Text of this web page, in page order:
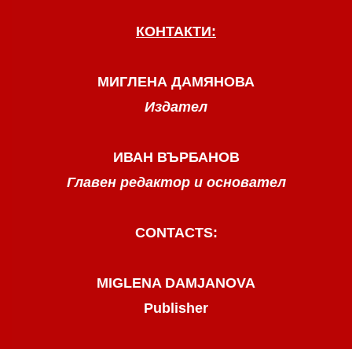
КОНТАКТИ:
МИГЛЕНА ДАМЯНОВА
Издател
ИВАН ВЪРБАНОВ
Главен редактор и основател
CONTACTS:
MIGLENA DAMJANOVA
Publisher